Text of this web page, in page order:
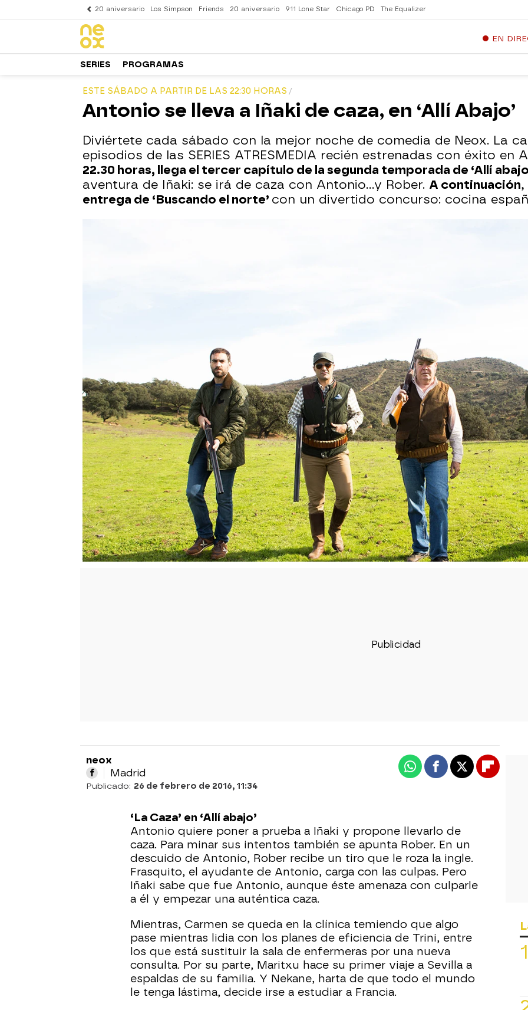
20 aniversario Los Simpson Friends 20 aniversario 911 Lone Star Chicago PD The Equalizer
EN
SERIES PROGRAMAS
ESTE SÁBADO A PARTIR DE LAS 22:30 HORAS
Antonio se lleva a Iñaki de caza, en ‘Allí Abajo’
Diviértete cada sábado con la mejor noche de comedia de Neox. La
episodios de las SERIES ATRESMEDIA recién estrenadas con éxito en
22.30 horas, llega el tercer capítulo de la segunda temporada de ‘Allí
aventura de Iñaki: se irá de caza con Antonio…y Rober. A continuación,
entrega de ‘Buscando el norte’ con un divertido concurso: cocina
neox
Madrid
Publicado: 26 de febrero de 2016, 11:34
WhatsappFacebook
X
‘La Caza’ en ‘Allí abajo’
Antonio quiere poner a prueba a Iñaki y propone llevarlo de
caza. Para minar sus intentos también se apunta Rober. En un
descuido de Antonio, Rober recibe un tiro que le roza la ingle.
Frasquito, el ayudante de Antonio, carga con las culpas. Pero
Iñaki sabe que fue Antonio, aunque éste amenaza con culparle
a él y empezar una auténtica caza.
Mientras, Carmen se queda en la clínica temiendo que algo
pase mientras lidia con los planes de eficiencia de Trini, entre
los que está sustituir la sala de enfermeras por una nueva
consulta. Por su parte, Maritxu hace su primer viaje a Sevilla a
espaldas de su familia. Y Nekane, harta de que todo el mundo
le tenga lástima, decide irse a estudiar a Francia.